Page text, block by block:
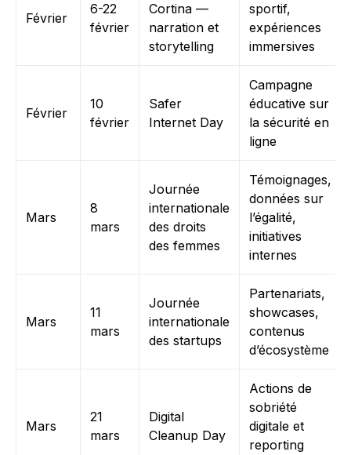
Février
6-22
février
Cortina —
narration et
storytelling
sportif,
expériences
immersives
Février
10
février
Safer
Internet Day
Campagne
éducative sur
la sécurité en
ligne
Mars
8
mars
Journée
internationale
des droits
des femmes
Témoignages,
données sur
l’égalité,
initiatives
internes
Mars
11
mars
Journée
internationale
des startups
Partenariats,
showcases,
contenus
d’écosystème
Mars
21
mars
Digital
Cleanup Day
Actions de
sobriété
digitale et
reporting